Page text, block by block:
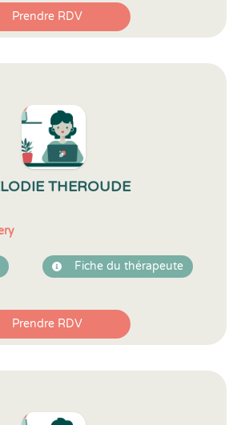
Prendre RDV
THEROUDE
Fiche du thérapeute
Prendre RDV